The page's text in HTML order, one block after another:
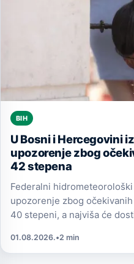
BIH
U Bosni i Hercegovini
upozorenje zbog
42 stepena
Federalni
upozorenje zbog
40 stepeni, a najviša će
01.08.2026.•2 min